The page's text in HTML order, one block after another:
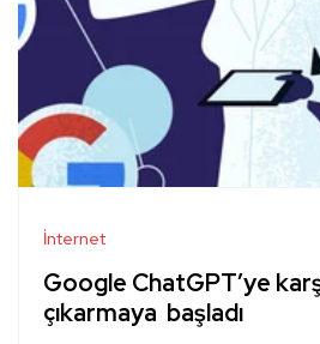
İnternet
Google ChatGPT’ye
çıkarmaya başladı